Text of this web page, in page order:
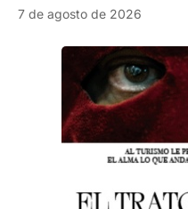
7 de agosto de 2026